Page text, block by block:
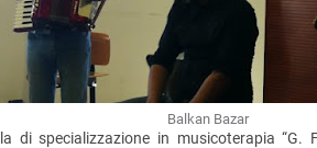
Balkan Bazar
di specializzazione in musicoterapia “G.